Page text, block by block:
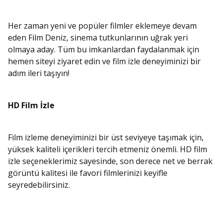
Her zaman yeni ve popüler filmler eklemeye devam
eden Film Deniz, sinema tutkunlarının uğrak yeri
olmaya aday. Tüm bu imkanlardan faydalanmak için
hemen siteyi ziyaret edin ve film izle deneyiminizi bir
adım ileri taşıyın!
HD Film İzle
Film izleme deneyiminizi bir üst seviyeye taşımak için,
yüksek kaliteli içerikleri tercih etmeniz önemli. HD film
izle seçeneklerimiz sayesinde, son derece net ve berrak
görüntü kalitesi ile favori filmlerinizi keyifle
seyredebilirsiniz.